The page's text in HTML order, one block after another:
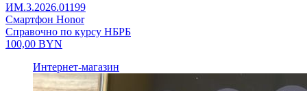
ИМ.3.2026.01199
Смартфон Honor
Справочно по курсу НБРБ
100,00 BYN
Интернет-магазин